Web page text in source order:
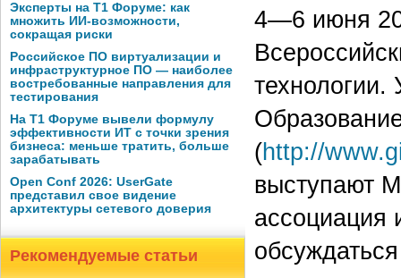
Эксперты на Т1 Форуме: как
множить ИИ-возможности,
сокращая риски
Российское ПО виртуализации и
инфраструктурное ПО — наиболее
востребованные направления для
тестирования
На Т1 Форуме вывели формулу
эффективности ИТ с точки зрения
бизнеса: меньше тратить, больше
зарабатывать
Open Conf 2026: UserGate
представил свое видение
архитектуры сетевого доверия
Рекомендуемые статьи
4—6 июня
(http://
выступают
ассоциация